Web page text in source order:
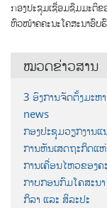
ກອງປະຊຸມເຊື່ອມຊືມມະຕິຂ
ຫົວໜ້າຄຄະນະໂຄສະນາອົບ
ໝວດຂ່າວສານ
3 ອົງການຈັດຕັ້ງມະຫ
news
ກອງປະຊຸມວຽກງານ
ການຫັນເສດຖະກິດແ
ການເຄື່ອນໄຫວຂອງຄ
ກາບກອນກົມໂຄສະນາ
ກິລາ ແລະ ສິລະປະ